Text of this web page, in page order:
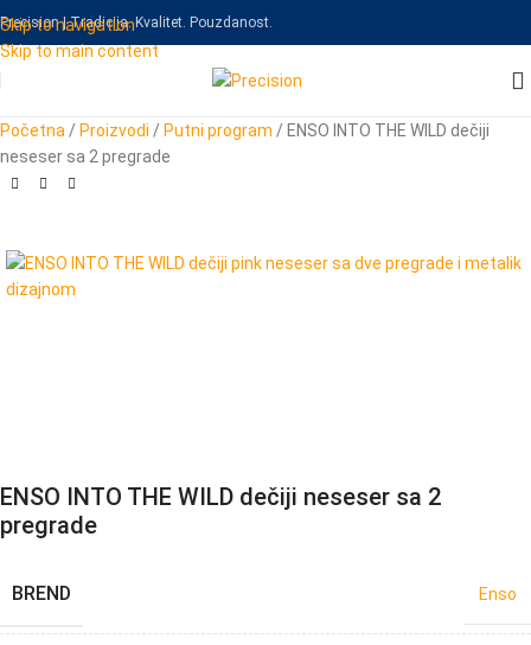
Skip to navigation
Skip to main content
Precision | Tradicija. Kvalitet. Pouzdanost.
Početna / Proizvodi / Putni program / ENSO INTO THE WILD dečiji
neseser sa 2 pregrade
ENSO INTO THE WILD dečiji neseser sa 2
pregrade
BREND Enso